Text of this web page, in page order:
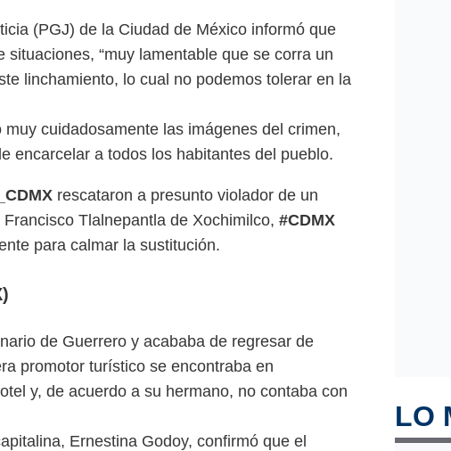
(PGJ) de la Ciudad de México informó que
“muy lamentable que se corra un
linchamiento, lo cual no podemos tolerar en la
cuidadosamente las imágenes del crimen,
encarcelar a todos los habitantes del pueblo.
rescataron a presunto violador de un
Tlalnepantla de Xochimilco, #CDMX
para calmar la sustitución.
de Guerrero y acababa de regresar de
promotor turístico se encontraba en
y, de acuerdo a su hermano, no contaba con
Ernestina Godoy, confirmó que el
LO